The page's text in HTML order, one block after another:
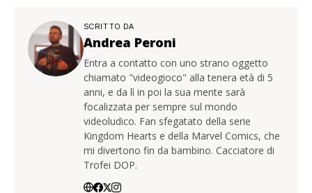
SCRITTO DA
Andrea Peroni
Entra a contatto con uno strano oggetto
chiamato "videogioco" alla tenera età di 5
anni, e da lì in poi la sua mente sarà
focalizzata per sempre sul mondo
videoludico. Fan sfegatato della serie
Kingdom Hearts e della Marvel Comics, che
mi divertono fin da bambino. Cacciatore di
Trofei DOP.